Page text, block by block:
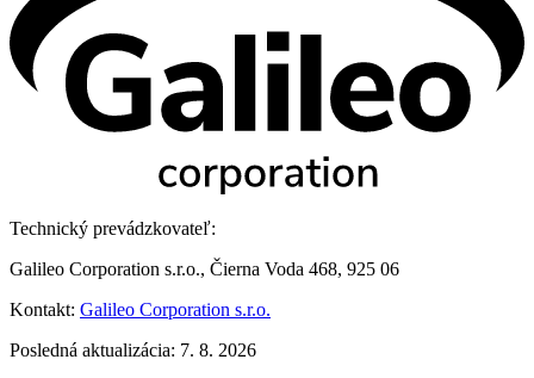
Technický prevádzkovateľ:
Galileo Corporation s.r.o., Čierna Voda 468, 925 06
Kontakt: Galileo Corporation s.r.o.
Posledná aktualizácia: 7. 8. 2026